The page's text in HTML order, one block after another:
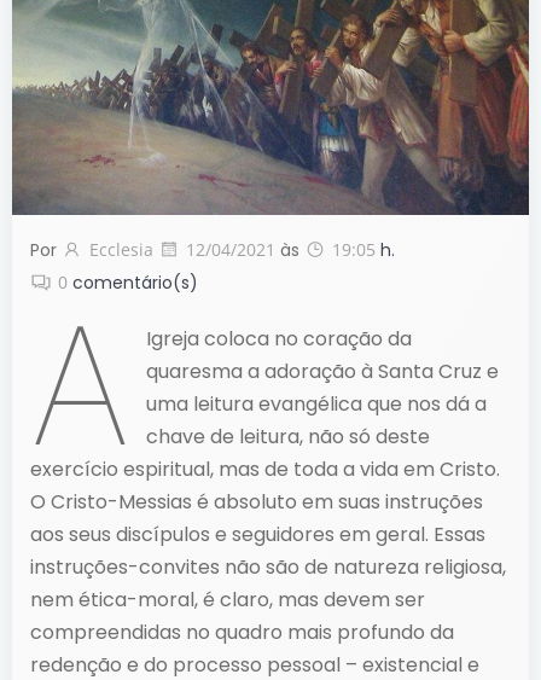
Por Ecclesia 12/04/2021 às 19:05 h.
0 comentário(s)
A
Igreja coloca no coração da
quaresma a adoração à Santa Cruz e
uma leitura evangélica que nos dá a
chave de leitura, não só deste
exercício espiritual, mas de toda a vida em Cristo.
O Cristo-Messias é absoluto em suas instruções
aos seus discípulos e seguidores em geral. Essas
instruções-convites não são de natureza religiosa,
nem ética-moral, é claro, mas devem ser
compreendidas no quadro mais profundo da
redenção e do processo pessoal – existencial e